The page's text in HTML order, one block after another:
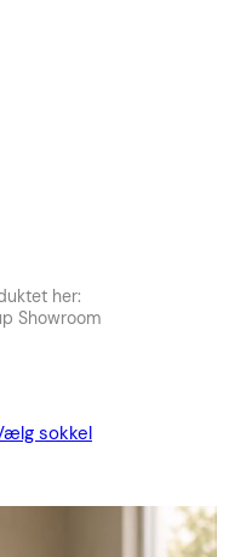
her:
Showroom
sokkel